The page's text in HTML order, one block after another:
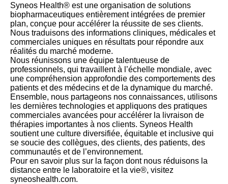
Syneos Health® est une organisation de solutions
biopharmaceutiques entièrement intégrées de premier
plan, conçue pour accélérer la réussite de ses clients.
Nous traduisons des informations cliniques, médicales et
commerciales uniques en résultats pour répondre aux
réalités du marché moderne.
Nous réunissons une équipe talentueuse de
professionnels, qui travaillent à l’échelle mondiale, avec
une compréhension approfondie des comportements des
patients et des médecins et de la dynamique du marché.
Ensemble, nous partageons nos connaissances, utilisons
les dernières technologies et appliquons des pratiques
commerciales avancées pour accélérer la livraison de
thérapies importantes à nos clients. Syneos Health
soutient une culture diversifiée, équitable et inclusive qui
se soucie des collègues, des clients, des patients, des
communautés et de l’environnement.
Pour en savoir plus sur la façon dont nous réduisons la
distance entre le laboratoire et la vie®, visitez
syneoshealth.com.